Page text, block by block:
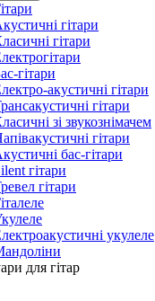
гітари
гітари
гітари
акустичні гітари
гітари
зі звукознімачем
гітари
бас-гітари
гітари
гітари
укулеле
для гітар